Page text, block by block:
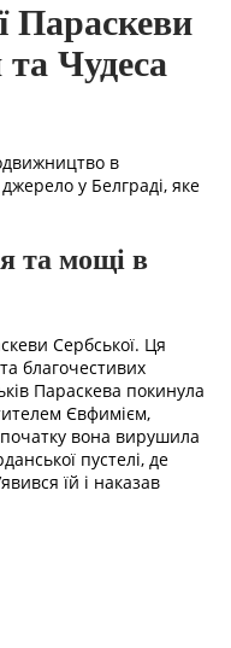
Параскеви
та Чудеса
в
у Белграді, яке
та мощі в
Сербської. Ця
благочестивих
Параскева покинула
Євфимієм,
вона вирушила
пустелі, де
їй і наказав